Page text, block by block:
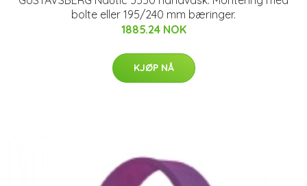
bolte eller 195/240 mm bæringer.
1885.24 NOK
KJØP NÅ